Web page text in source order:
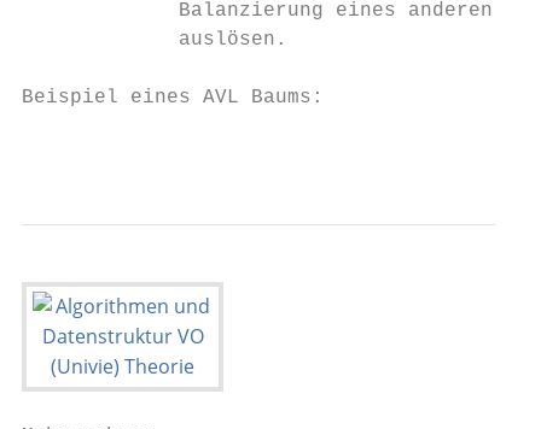
Balanzierung eines anderen
             auslösen.
Beispiel eines AVL Baums: